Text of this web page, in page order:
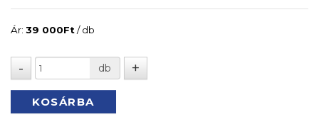
Ár: 39 000Ft/ db
db